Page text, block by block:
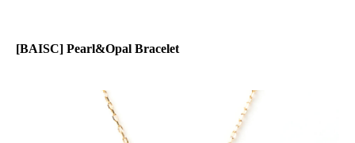
[BAISC] Pearl&Opal Bracelet